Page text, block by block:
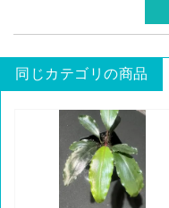
同じカテゴリの商品